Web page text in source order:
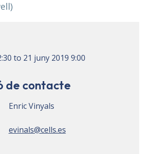
to 21 juny 2019 9:00
de contacte
Enric Vinyals
evinals@cells.es